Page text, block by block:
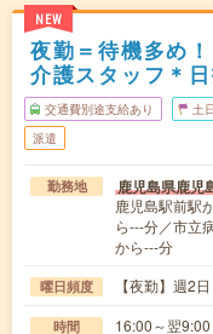
NEW
夜勤＝待機多め
介護スタッフ＊
交通費別途支給あり 土
派遣
勤務地 鹿児島県鹿児
鹿児島駅前駅
ら---分／市立
から---分
曜日頻度 【夜勤】週2
時間
16:00～翌